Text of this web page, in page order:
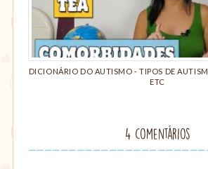
DICIONÁRIO DO AUTISMO - TIPOS DE
ETC
4 comentários